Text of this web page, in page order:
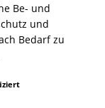
Be- und
und
Bedarf zu